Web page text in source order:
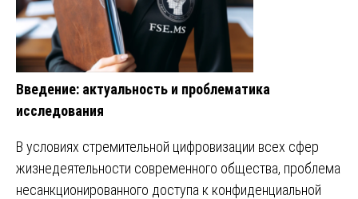
Введение: актуальность и проблематика
исследования
В условиях стремительной цифровизации всех сфер
жизнедеятельности современного общества, проблема
несанкционированного доступа к конфиденциальной